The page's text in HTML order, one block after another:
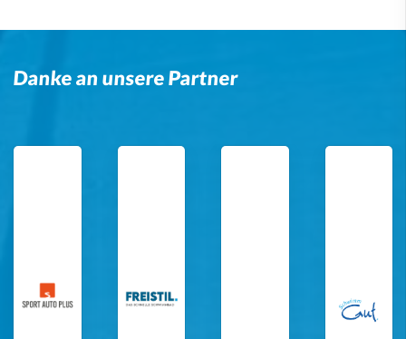
Danke an unsere Partner